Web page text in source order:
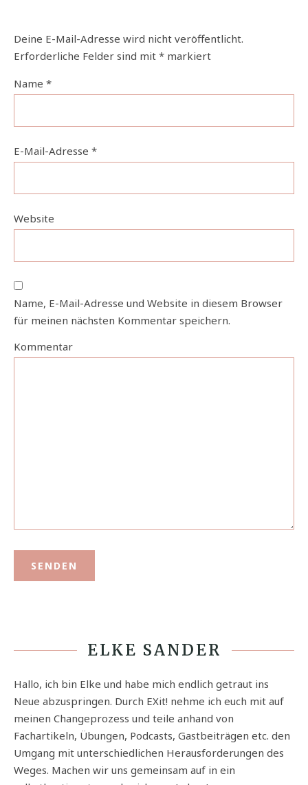
Deine E-Mail-Adresse wird nicht veröffentlicht.
Erforderliche Felder sind mit * markiert
Name *
E-Mail-Adresse *
Website
Name, E-Mail-Adresse und Website in diesem Browser
für meinen nächsten Kommentar speichern.
Kommentar
ELKE SANDER
Hallo, ich bin Elke und habe mich endlich getraut ins
Neue abzuspringen. Durch EXit! nehme ich euch mit auf
meinen Changeprozess und teile anhand von
Fachartikeln, Übungen, Podcasts, Gastbeiträgen etc. den
Umgang mit unterschiedlichen Herausforderungen des
Weges. Machen wir uns gemeinsam auf in ein